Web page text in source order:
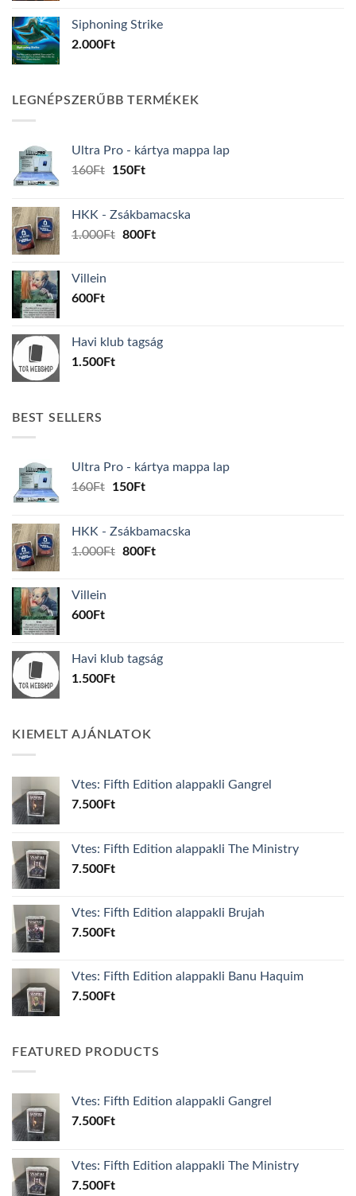
Siphoning Strike
2.000Ft
LEGNÉPSZERŰBB TERMÉKEK
Ultra Pro - kártya mappa lap
160Ft
Original
160Ft.
150FtCurrent
150Ft.
HKK - Zsákbamacska
1.000Ft Original
800FtCurrent
Villein
600Ft
Havi klub tagság
1.500Ft
BEST SELLERS
Ultra Pro - kártya mappa lap
160Ft
Original
160Ft.
150FtCurrent
150Ft.
HKK - Zsákbamacska
1.000Ft Original
800FtCurrent
Villein
600Ft
Havi klub tagság
1.500Ft
KIEMELT AJÁNLATOK
Vtes: Fifth Edition alappakli Gangrel
7.500Ft
Vtes: Fifth Edition alappakli The Ministry
7.500Ft
Vtes: Fifth Edition alappakli Brujah
7.500Ft
Vtes: Fifth Edition alappakli Banu Haquim
7.500Ft
FEATURED PRODUCTS
Vtes: Fifth Edition alappakli Gangrel
7.500Ft
Vtes: Fifth Edition alappakli The Ministry
7.500Ft